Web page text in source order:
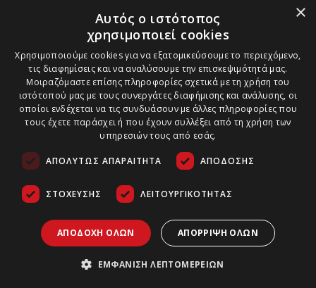
×
Αυτός ο ιστότοπος
χρησιμοποιεί cookies
Χρησιμοποιούμε cookies για να εξατομικεύσουμε το περιεχόμενο,
τις διαφημίσεις και να αναλύσουμε την επισκεψιμότητά μας.
Μοιραζόμαστε επίσης πληροφορίες σχετικά με τη χρήση του
ιστότοπού μας με τους συνεργάτες διαφήμισης και ανάλυσης, οι
οποίοι ενδέχεται να τις συνδυάσουν με άλλες πληροφορίες που
τους έχετε παράσχει ή που έχουν συλλέξει από τη χρήση των
υπηρεσιών τους από εσάς.
ΑΠΟΛΎΤΩΣ ΑΠΑΡΑΊΤΗΤΑ ΑΠΌΔΟΣΗΣ
ΣΤΌΧΕΥΣΗΣ ΛΕΙΤΟΥΡΓΙΚΌΤΗΤΑΣ
ΑΠΟΔΟΧΉ ΌΛΩΝ ΑΠΌΡΡΙΨΗ ΌΛΩΝ
ΕΜΦΆΝΙΣΗ ΛΕΠΤΟΜΕΡΕΙΏΝ